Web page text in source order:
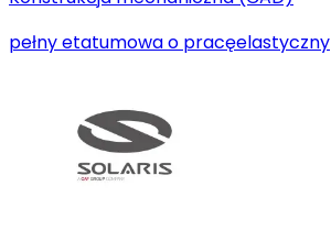
pełny etatumowa o pracęelastyczny